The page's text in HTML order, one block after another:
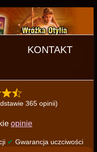
KONTAKT
365 opinii)
opinie
✔ Gwarancja uczciwości